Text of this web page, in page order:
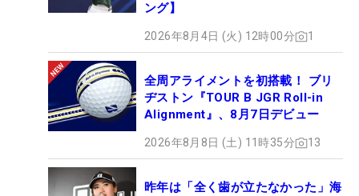
ング】
2026年8月4日 (火) 12時00分 1
全周アライメントを初搭載！ ブリ
ヂストン『TOUR B JGR Roll-in
Alignment』、8月7日デビュー
2026年8月8日 (土) 11時35分 13
昨年は「全く歯が立たなかった」海